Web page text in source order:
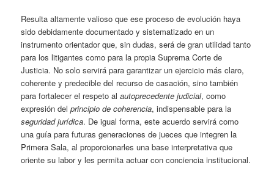
Resulta altamente valioso que ese proceso de evolución haya
sido debidamente documentado y sistematizado en un
instrumento orientador que, sin dudas, será de gran utilidad tanto
para los litigantes como para la propia Suprema Corte de
Justicia. No solo servirá para garantizar un ejercicio más claro,
coherente y predecible del recurso de casación, sino también
para fortalecer el respeto alautoprecedente judicial, como
expresión delprincipio de coherencia, indispensable para la
seguridad jurídica. De igual forma, este acuerdo servirá como
una guía para futuras generaciones de jueces que integren la
Primera Sala, al proporcionarles una base interpretativa que
oriente su labor y les permita actuar con conciencia institucional.